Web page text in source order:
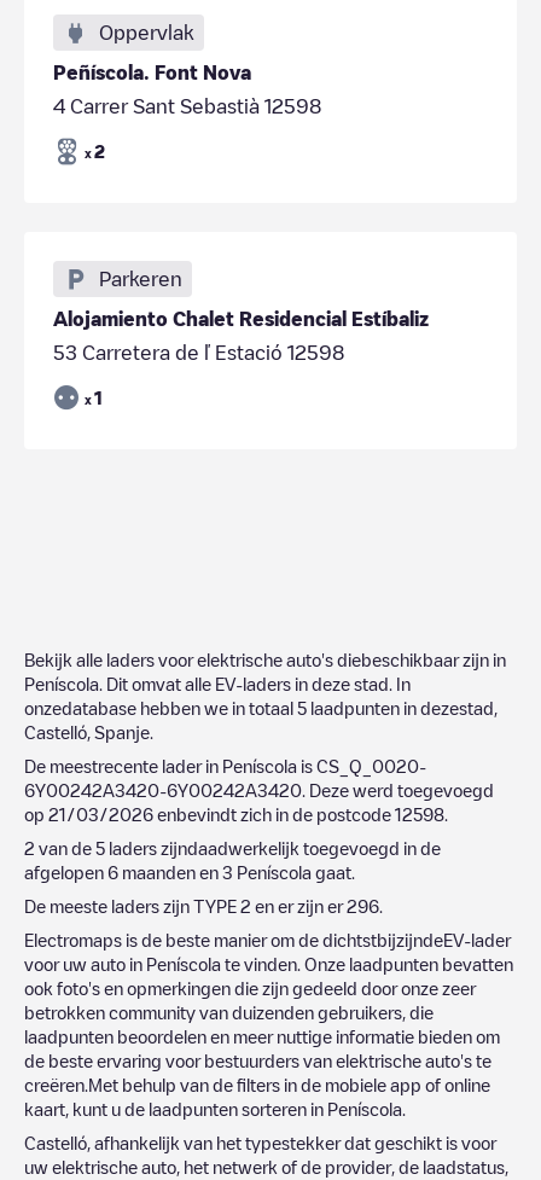
Oppervlak
Peñíscola. Font Nova
4 Carrer Sant Sebastià 12598
x 2
Parkeren
Alojamiento Chalet Residencial Estíbaliz
53 Carretera de ľ Estació 12598
x 1
Bekijk alle laders voor elektrische auto's diebeschikbaar zijn in
Peníscola . Dit omvat alle EV-laders in deze stad. In
onzedatabase hebben we in totaal 5 laadpunten in dezestad,
Castelló Spanje
De meestrecente lader in Peníscola is CS_Q_0020-
6Y00242A3420-6Y00242A3420 . Deze werd toegevoegd
op 21/03/2026 enbevindt zich in de postcode 12598
2 van de 5 laders zijndaadwerkelijk toegevoegd in de
afgelopen 6 maanden en 3 Peníscola gaat.
De meeste laders zijn TYPE 2 en er zijn er296
Electromaps is de beste manier om de dichtstbijzijndeEV-lader
voor uw auto in Peníscola te vinden. Onze laadpunten bevatten
ook foto's en opmerkingen die zijn gedeeld door onze zeer
betrokken community van duizenden gebruikers, die
laadpunten beoordelen en meer nuttige informatie bieden om
de beste ervaring voor bestuurders van elektrische auto's te
creëren.Met behulp van de filters in de mobiele app of online
kaart, kunt u de laadpunten sorteren in Peníscola
Castelló , afhankelijk van het typestekker dat geschikt is voor
uw elektrische auto, het netwerk of de provider, de laadstatus,